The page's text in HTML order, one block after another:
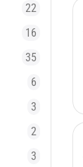
22
16
35
6
3
2
3